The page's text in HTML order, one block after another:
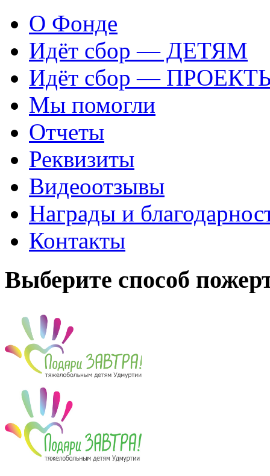
О Фонде
Идёт сбор — ДЕТЯМ
Идёт сбор —
Мы помогли
Отчеты
Реквизиты
Видеоотзывы
Награды и
Контакты
Выберите способ